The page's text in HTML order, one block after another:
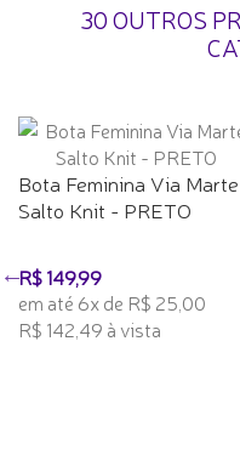
30 OUTROS
Bota Feminina Via Marte
Salto Knit - PRETO
R$ 149,99
em até 6x de R$ 25,00
R$ 142,49 à vista